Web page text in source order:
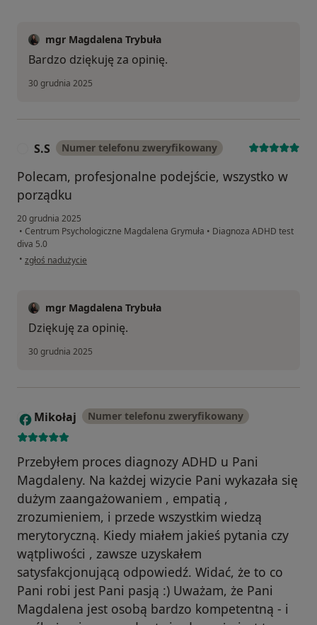
mgr Magdalena Trybuła
Bardzo dziękuję za opinię.
30 grudnia 2025
S.S Numer telefonu zweryfikowany
Polecam, profesjonalne podejście, wszystko w
porządku
20 grudnia 2025
• Centrum Psychologiczne Magdalena Grymuła • Diagnoza ADHD test
diva 5.0
• w opinii użytkownika S.S
zgłoś nadużycie
mgr Magdalena Trybuła
Dziękuję za opinię.
30 grudnia 2025
M Mikołaj Numer telefonu zweryfikowany
Przebyłem proces diagnozy ADHD u Pani
Magdaleny. Na każdej wizycie Pani wykazała się
dużym zaangażowaniem , empatią ,
zrozumieniem, i przede wszystkim wiedzą
merytoryczną. Kiedy miałem jakieś pytania czy
wątpliwości , zawsze uzyskałem
satysfakcjonującą odpowiedź. Widać, że to co
Pani robi jest Pani pasją :) Uważam, że Pani
Magdalena jest osobą bardzo kompetentną - i